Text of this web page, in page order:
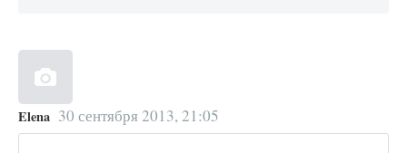
Elena 30 сентября 2013, 21:05